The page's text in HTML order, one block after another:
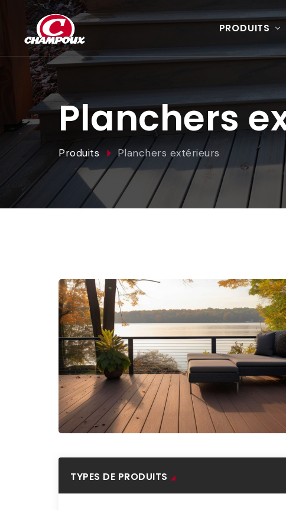
PRODUITS
Planchers
Produits Planchers extérieurs
TYPES DE PRODUITS